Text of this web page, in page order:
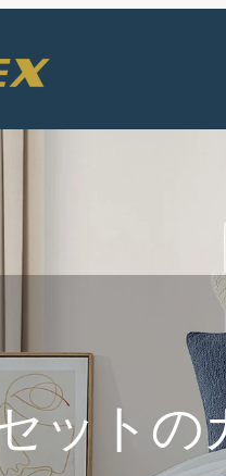
ットの